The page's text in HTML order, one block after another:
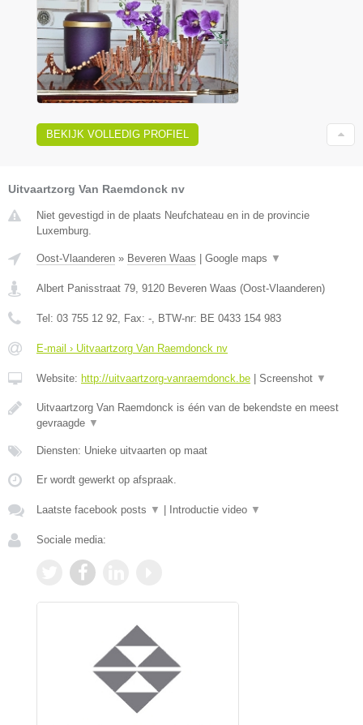
BEKIJK VOLLEDIG PROFIEL
Uitvaartzorg Van Raemdonck nv
Niet gevestigd in de plaats Neufchateau en in de provincie
Luxemburg.
Oost-Vlaanderen » Beveren Waas Google maps ▼
Albert Panisstraat 79, 9120 Beveren Waas (Oost-Vlaanderen)
Tel: 03 755 12 92, Fax: -, BTW-nr: BE 0433 154 983
E-mail › Uitvaartzorg Van Raemdonck nv
Website: http://uitvaartzorg-vanraemdonck.be Screenshot ▼
Uitvaartzorg Van Raemdonck is één van de bekendste en meest
gevraagde ▼
Diensten: Unieke uitvaarten op maat
Er wordt gewerkt op afspraak.
Laatste facebook posts ▼ Introductie video ▼
Sociale media: